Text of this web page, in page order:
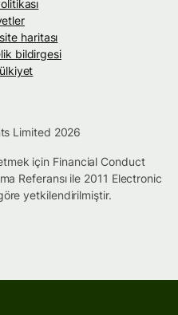
haritası
bildirgesi
Limited 2026
için Financial Conduct
Referansı ile 2011 Electronic
yetkilendirilmiştir.